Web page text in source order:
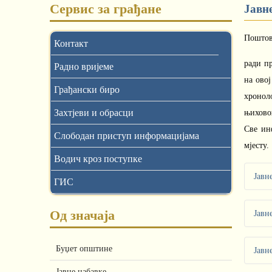
Сервис за грађане
Контакт
Радно вријеме
Грађански биро
Захтјеви и обрасци
Слободан приступ информацијама
Водич кроз поступке
ГИС
Од значаја
Буџет општине
ради
на
Све
мјесту.